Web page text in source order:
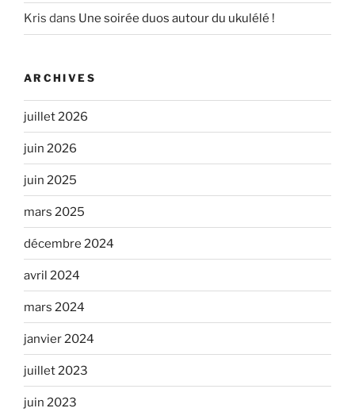
Kris dans Une soirée duos autour du ukulélé !
ARCHIVES
juillet 2026
juin 2026
juin 2025
mars 2025
décembre 2024
avril 2024
mars 2024
janvier 2024
juillet 2023
juin 2023